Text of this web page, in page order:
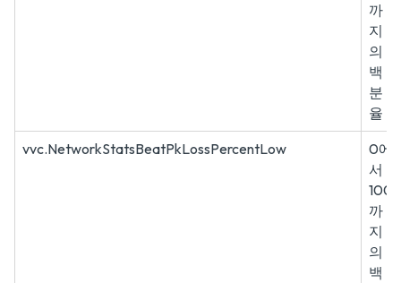
까
지
의
백
분
율
vvc.NetworkStatsBeatPkLossPercentLow
0에
서
100
까
지
의
백